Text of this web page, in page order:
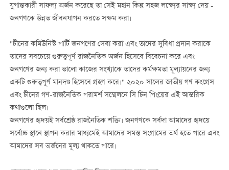
যুগান্তকারী সাফল্য অর্জন করেছে তা সেই মহান কিন্তু সহজ লক্ষ্যের সাক্ষ্য দেয় -
জনগণকে উন্নত জীবনযাপন করতে সক্ষম করা।
"চীনের কমিউনিস্ট পার্টি জনগণের সেবা করা এবং তাদের সুবিধা প্রদান করাকে
তাদের সবচেয়ে গুরুত্বপূর্ণ রাজনৈতিক অর্জন হিসেবে বিবেচনা করে এবং
জনগণের জন্য করা ভালো কাজের সংখ্যাকে তাদের কর্মক্ষমতা মূল্যায়নের জন্য
একটি গুরুত্বপূর্ণ মানদণ্ড হিসেবে গ্রহণ করে।" ২০২০ সালের জাতীয় গণ কংগ্রেস
এবং চীনের গণ-রাজনৈতিক পরামর্শ সম্মেলনে সি চিন পিংয়ের এই আন্তরিক
কথাগুলো ছিল।
জনগণের হৃদয়ই সর্বশ্রেষ্ঠ রাজনৈতিক শক্তি। জনগণকে সর্বদা আমাদের হৃদয়ে
সর্বোচ্চ স্থানে স্থাপন করার মাধ্যমেই আমাদের সমস্ত সংগ্রামের অর্থ হতে পারে এবং
আমাদের সব অর্জনের মূল্য থাকতে পারে।